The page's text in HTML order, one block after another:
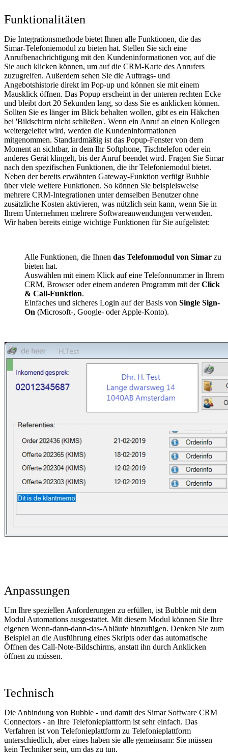
Funktionalitäten
Die Integrationsmethode bietet Ihnen alle Funktionen, die das
Simar-Telefoniemodul zu bieten hat. Stellen Sie sich eine
Anrufbenachrichtigung mit den Kundeninformationen vor, auf die
Sie auch klicken können, um auf die CRM-Karte des Anrufers
zuzugreifen. Außerdem sehen Sie die Auftrags- und
Angebotshistorie direkt im Pop-up und können sie mit einem
Mausklick öffnen. Das Popup erscheint in der unteren rechten Ecke
und bleibt dort 20 Sekunden lang, so dass Sie es anklicken können.
Sollten Sie es länger im Blick behalten wollen, gibt es ein Häkchen
bei 'Bildschirm nicht schließen'. Wenn ein Anruf an einen Kollegen
weitergeleitet wird, werden die Kundeninformationen
mitgenommen. Standardmäßig ist das Popup-Fenster von dem
Moment an sichtbar, in dem Ihr Softphone, Tischtelefon oder ein
anderes Gerät klingelt, bis der Anruf beendet wird. Fragen Sie Simar
nach den spezifischen Funktionen, die ihr Telefoniemodul bietet.
Neben der bereits erwähnten Gateway-Funktion verfügt Bubble
über viele weitere Funktionen. So können Sie beispielsweise
mehrere CRM-Integrationen unter demselben Benutzer ohne
zusätzliche Kosten aktivieren, was nützlich sein kann, wenn Sie in
Ihrem Unternehmen mehrere Softwareanwendungen verwenden.
Wir haben bereits einige wichtige Funktionen für Sie aufgelistet:
Alle Funktionen, die Ihnen das Telefonmodul von Simar zu
bieten hat.
Auswählen mit einem Klick auf eine Telefonnummer in Ihrem
CRM, Browser oder einem anderen Programm mit derClick
& Call-Funktion.
Einfaches und sicheres Login auf der Basis von Single Sign-
On (Microsoft-, Google- oder Apple-Konto).
Anpassungen
Um Ihre speziellen Anforderungen zu erfüllen, ist Bubble mit dem
Modul Automations ausgestattet. Mit diesem Modul können Sie Ihre
eigenen Wenn-dann-dann-das-Abläufe hinzufügen. Denken Sie zum
Beispiel an die Ausführung eines Skripts oder das automatische
Öffnen des Call-Note-Bildschirms, anstatt ihn durch Anklicken
öffnen zu müssen.
Technisch
Die Anbindung von Bubble - und damit des Simar Software CRM
Connectors - an Ihre Telefonieplattform ist sehr einfach. Das
Verfahren ist von Telefonieplattform zu Telefonieplattform
unterschiedlich, aber eines haben sie alle gemeinsam: Sie müssen
kein Techniker sein, um das zu tun.